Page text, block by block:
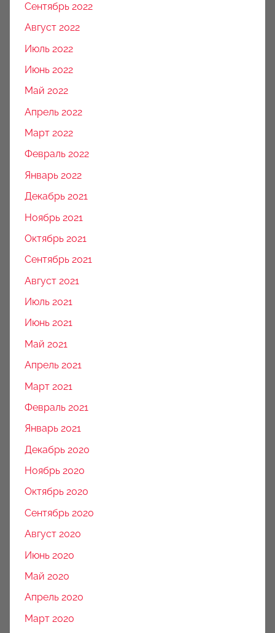
Сентябрь 2022
Август 2022
Июль 2022
Июнь 2022
Май 2022
Апрель 2022
Март 2022
Февраль 2022
Январь 2022
Декабрь 2021
Ноябрь 2021
Октябрь 2021
Сентябрь 2021
Август 2021
Июль 2021
Июнь 2021
Май 2021
Апрель 2021
Март 2021
Февраль 2021
Январь 2021
Декабрь 2020
Ноябрь 2020
Октябрь 2020
Сентябрь 2020
Август 2020
Июнь 2020
Май 2020
Апрель 2020
Март 2020